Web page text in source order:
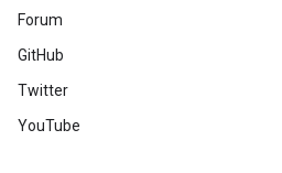
Forum
GitHub
Twitter
YouTube